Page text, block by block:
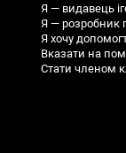
Я — видавець
Я — розробник
Я хочу
Вказати на
Стати членом